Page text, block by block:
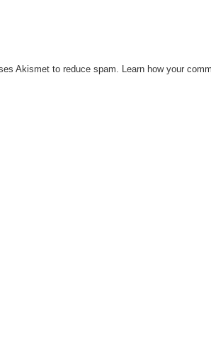
Akismet to reduce spam. Learn how your